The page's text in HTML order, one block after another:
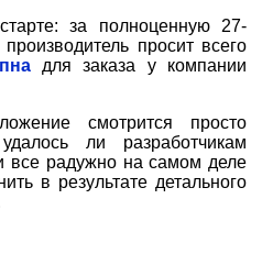
за полноценную 27-
просит всего
для заказа у компании
смотрится просто
ли разработчикам
все радужно на самом деле
в результате детального